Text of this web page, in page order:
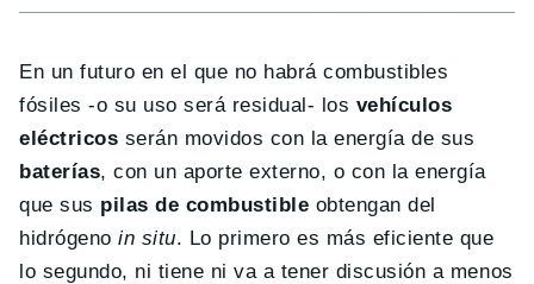
En un futuro en el que no habrá combustibles
fósiles -o su uso será residual- los vehículos
eléctricos serán movidos con la energía de sus
baterías, con un aporte externo, o con la energía
que sus pilas de combustible obtengan del
hidrógenoin situ. Lo primero es más eficiente que
lo segundo, ni tiene ni va a tener discusión a menos